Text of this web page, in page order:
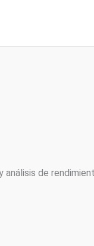
análisis de